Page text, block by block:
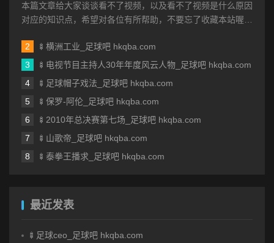
本篇文章给大家谈谈看不了视频，以及看不了视频是什么原因
对应的知识点，希望对各位有所帮助，不要忘了收藏本站喔。
🍢横洲工业_足球吧 hkqba.com
🍢电视节目主持人30年年度风云人物_足球吧 hkqba.com
🍢足球帽子戏法_足球吧 hkqba.com
🍢保罗-阿伦_足球吧 hkqba.com
🍢2010年总决赛第七场_足球吧 hkqba.com
🍢山歌帝_足球吧 hkqba.com
🍢泰拳王播求_足球吧 hkqba.com
最近发表
🍢足球ceo_足球吧 hkqba.com